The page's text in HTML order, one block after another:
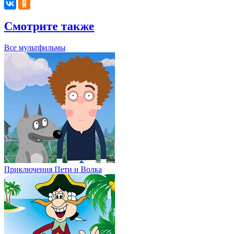
Смотрите также
Все мультфильмы
Приключения Пети и Волка